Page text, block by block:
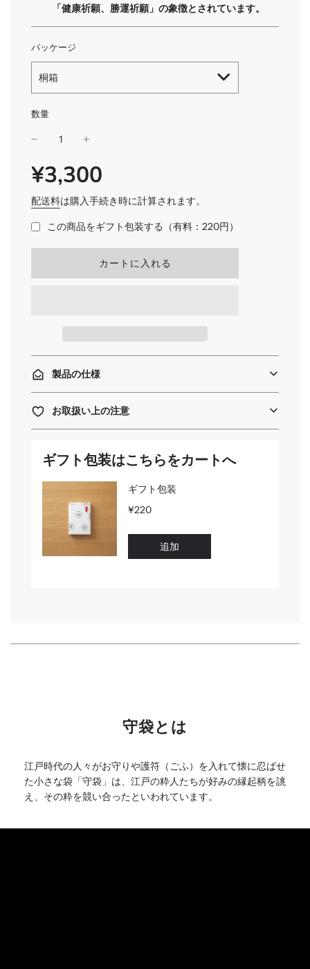
「健康祈願、勝運祈願」の象徴とされています。
パッケージ
桐箱
数量
SALE
PRICE
通
常
価
格
¥3,300
配送料は購入手続き時に計算されます。
この商品をギフト包装する（有料：220円）
読
.
.
.
カートに入れる
製品の仕様
お取扱い上の注意
ギフト包装はこちらをカートへ
守袋とは
江戸時代の人々がお守りや護符（ごふ）を入れて懐に忍ばせ
た小さな袋「守袋」は、江戸の粋人たちが好みの縁起柄を誂
え、その粋を競い合ったといわれています。